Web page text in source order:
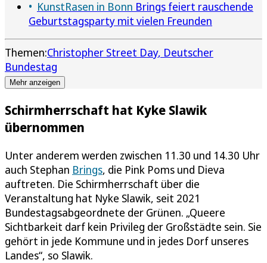
KunstRasen in Bonn Brings feiert rauschende
Geburtstagsparty mit vielen Freunden
Themen:Christopher Street Day Deutscher
Bundestag
Mehr anzeigen
Schirmherrschaft hat Kyke Slawik
übernommen
Unter anderem werden zwischen 11.30 und 14.30 Uhr
auch Stephan Brings, die Pink Poms und Dieva
auftreten. Die Schirmherrschaft über die
Veranstaltung hat Nyke Slawik, seit 2021
Bundestagsabgeordnete der Grünen. „Queere
Sichtbarkeit darf kein Privileg der Großstädte sein. Sie
gehört in jede Kommune und in jedes Dorf unseres
Landes“, so Slawik.